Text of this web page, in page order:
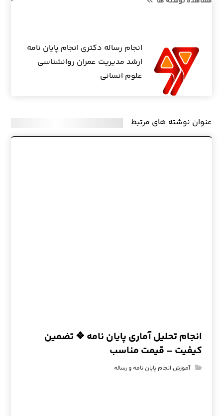
انجام رساله دکتری انجام پایان نامه
ارشد مدیریت عمران روانشناسی
علوم انسانی
عنوان ‫نوشته های مرتبط
انجام تحلیل آماری پایان نامه ❖ تضمین
کیفیت – قیمت مناسب
آموزش انجام پایان نامه و رساله